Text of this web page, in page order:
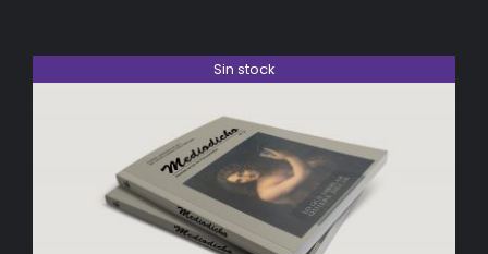
Sin stock
DETALLES